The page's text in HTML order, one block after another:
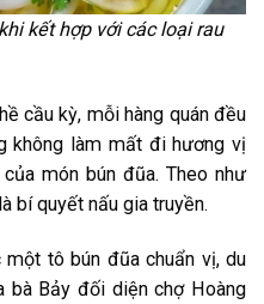
kết hợp với các loại rau
cầu kỳ, mỗi hàng quán đều
không làm mất đi hương vị
món bún đũa. Theo như
bí quyết nấu gia truyền.
tô bún đũa chuẩn vị, du
bà Bảy đối diện chợ Hoàng